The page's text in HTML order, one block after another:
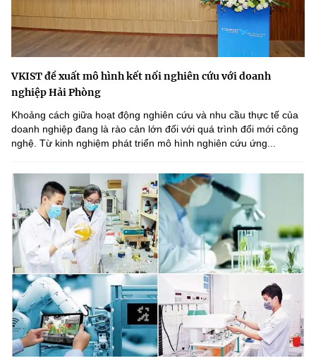
VKIST đề xuất mô hình kết nối nghiên cứu với doanh
nghiệp Hải Phòng
Khoảng cách giữa hoạt động nghiên cứu và nhu cầu thực tế của
doanh nghiệp đang là rào cản lớn đối với quá trình đổi mới công
nghệ. Từ kinh nghiệm phát triển mô hình nghiên cứu ứng...